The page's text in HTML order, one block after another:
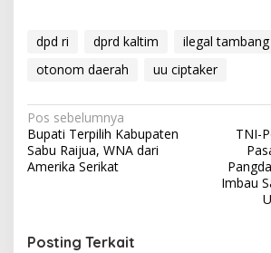
dpd ri dprd kaltim
ilegal tambang
otonom daerah
uu ciptaker
Navigasi
pos
Pos sebelumnya
Bupati Terpilih Kabupaten
Sabu Raijua, WNA dari
Amerika Serikat
TNI-
Imbau
Posting Terkait